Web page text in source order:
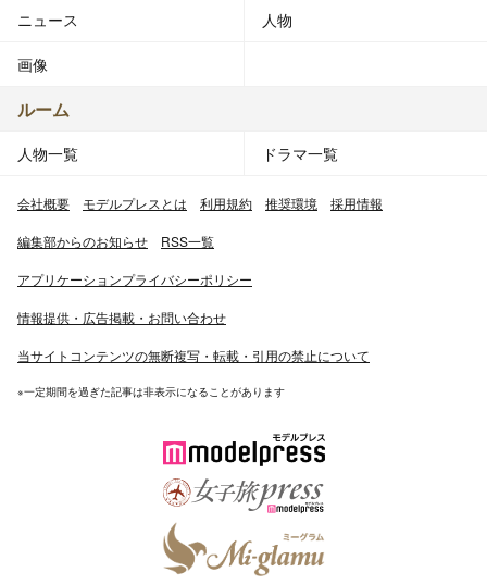
ニュース 人物
画像
ルーム
人物一覧 ドラマ一覧
会社概要 モデルプレスとは 利用規約 推奨環境 採用情報
編集部からのお知らせ RSS一覧
アプリケーションプライバシーポリシー
情報提供・広告掲載・お問い合わせ
当サイトコンテンツの無断複写・転載・引用の禁止について
※一定期間を過ぎた記事は非表示になることがあります